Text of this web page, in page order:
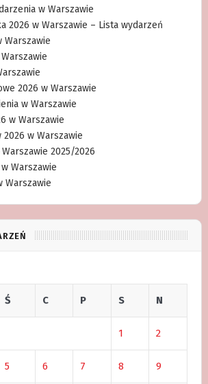
w Warszawie
2026 w Warszawie – Lista wydarzeń
Warszawie
2026 w Warszawie
w Warszawie
w Warszawie
w Warszawie
2025/2026
Warszawie
Warszawie
Ś C P S N
1 2
5 6 7 8 9